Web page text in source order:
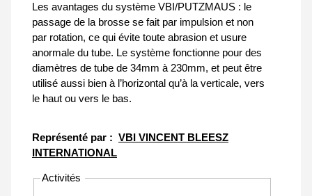
Les avantages du système VBI/PUTZMAUS : le
passage de la brosse se fait par impulsion et non
par rotation, ce qui évite toute abrasion et usure
anormale du tube. Le système fonctionne pour des
diamètres de tube de 34mm à 230mm, et peut être
utilisé aussi bien à l’horizontal qu’à la verticale, vers
le haut ou vers le bas.
Représenté par : VBI VINCENT BLEESZ
INTERNATIONAL
Activités